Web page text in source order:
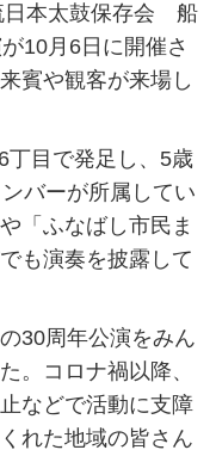
日本太鼓保存会 船
10月6日に開催さ
賓や観客が来場し
目で発足し、5歳
バーが所属してい
「ふなばし市民ま
も演奏を披露して
30周年公演をみん
。コロナ禍以降、
などで活動に支障
れた地域の皆さん